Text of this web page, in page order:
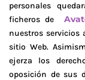
personales
ficheros de
nuestros servicios
sitio Web.
ejerza los
oposición de sus